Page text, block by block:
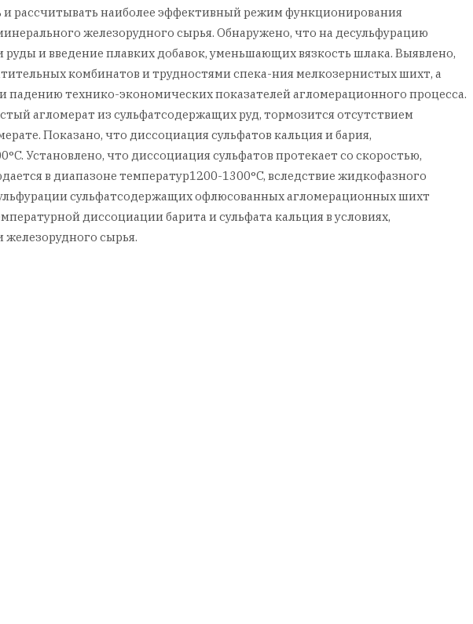
и рассчитывать наиболее эффективный режим функционирования
железорудного сырья. Обнаружено, что на десульфурацию
и введение плавких добавок, уменьшающих вязкость шлака. Выявлено,
комбинатов и трудностями спека-ния мелкозернистых шихт, а
технико-экономических показателей агломерационного процесса.
агломерат из сульфатсодержащих руд, тормозится отсутствием
Показано, что диссоциация сульфатов кальция и бария,
Установлено, что диссоциация сульфатов протекает со скоростью,
в диапазоне температур1200-1300°C, вследствие жидкофазного
сульфатсодержащих офлюсованных агломерационных шихт
диссоциации барита и сульфата кальция в условиях,
сырья.